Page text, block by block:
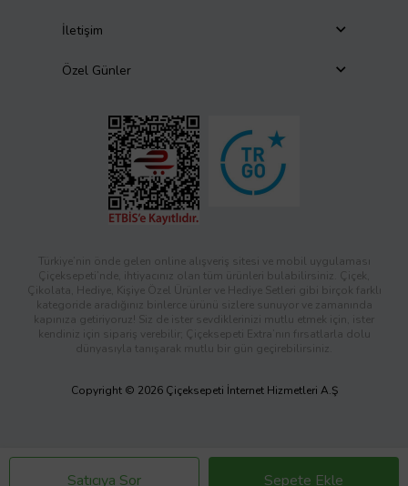
Satıcıya Sor Sepete Ekle
İletişim
Özel Günler
Türkiye’nin önde gelen online alışveriş sitesi ve mobil uygulaması
Çiçeksepeti’nde, ihtiyacınız olan tüm ürünleri bulabilirsiniz. Çiçek,
Çikolata, Hediye, Kişiye Özel Ürünler ve Hediye Setleri gibi birçok farklı
kategoride aradığınız binlerce ürünü sizlere sunuyor ve zamanında
kapınıza getiriyoruz! Siz de ister sevdiklerinizi mutlu etmek için, ister
kendiniz için sipariş verebilir; Çiçeksepeti Extra’nın fırsatlarla dolu
dünyasıyla tanışarak mutlu bir gün geçirebilirsiniz.
Copyright © 2026 Çiçeksepeti İnternet Hizmetleri A.Ş